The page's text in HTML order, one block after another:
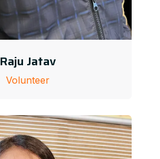
Raju Jatav
Volunteer